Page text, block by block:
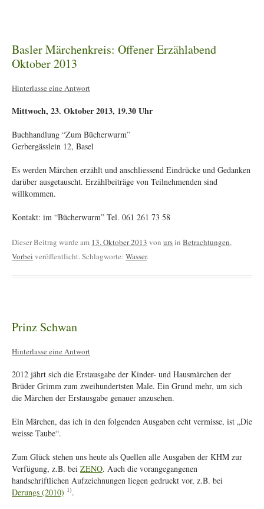
Basler Märchenkreis: Offener Erzählabend
Oktober 2013
Hinterlasse eine Antwort
Mittwoch, 23. Oktober 2013, 19.30 Uhr
Buchhandlung “Zum Bücherwurm”
Gerbergässlein 12, Basel
Es werden Märchen erzählt und anschliessend Eindrücke und Gedanken
darüber ausgetauscht. Erzählbeiträge von Teilnehmenden sind
willkommen.
Kontakt: im “Bücherwurm” Tel. 061 261 73 58
Dieser Beitrag wurde am 13. Oktober 2013 von ursin Betrachtungen,
Vorbei veröffentlicht. Schlagworte: Wasser.
Prinz Schwan
Hinterlasse eine Antwort
2012 jährt sich die Erstausgabe der Kinder- und Hausmärchen der
Brüder Grimm zum zweihundertsten Male. Ein Grund mehr, um sich
die Märchen der Erstausgabe genauer anzusehen.
Ein Märchen, das ich in den folgenden Ausgaben echt vermisse, ist „Die
weisse Taube“.
Zum Glück stehen uns heute als Quellen alle Ausgaben der KHM zur
Verfügung, z.B. bei ZENO. Auch die vorangegangenen
handschriftlichen Aufzeichnungen liegen gedruckt vor, z.B. bei
Derungs (2010) 1).